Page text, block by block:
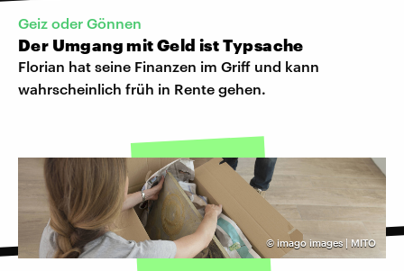
Geiz oder Gönnen
Der Umgang mit Geld ist Typsache
Florian hat seine Finanzen im Griff und kann
wahrscheinlich früh in Rente gehen.
© imago images | MITO